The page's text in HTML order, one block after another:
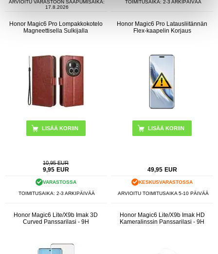
ARVIOITU VARASTOON SAAPUMISAIKA:
17.8.2026
TOIMITUSAIKA: 2-3 ARKIPÄIVÄÄ
Honor Magic6 Pro Lompakkokotelo
Magneettisella Sulkijalla
LISÄÄ KORIIN
10,95 EUR
9,95 EUR
VARASTOSSA
TOIMITUSAIKA: 2-3 ARKIPÄIVÄÄ
Honor Magic6 Pro Latausliitännän
Flex-kaapelin Korjaus
49,95 EUR
KESKUSVARASTOSSA
ARVIOITU TOIMITUSAIKA 5-10 PÄIVÄÄ
Honor Magic6 Lite/X9b Imak 3D
Curved Panssarilasi - 9H
Honor Magic6 Lite/X9b Imak HD
Kameralinssin Panssarilasi - 9H